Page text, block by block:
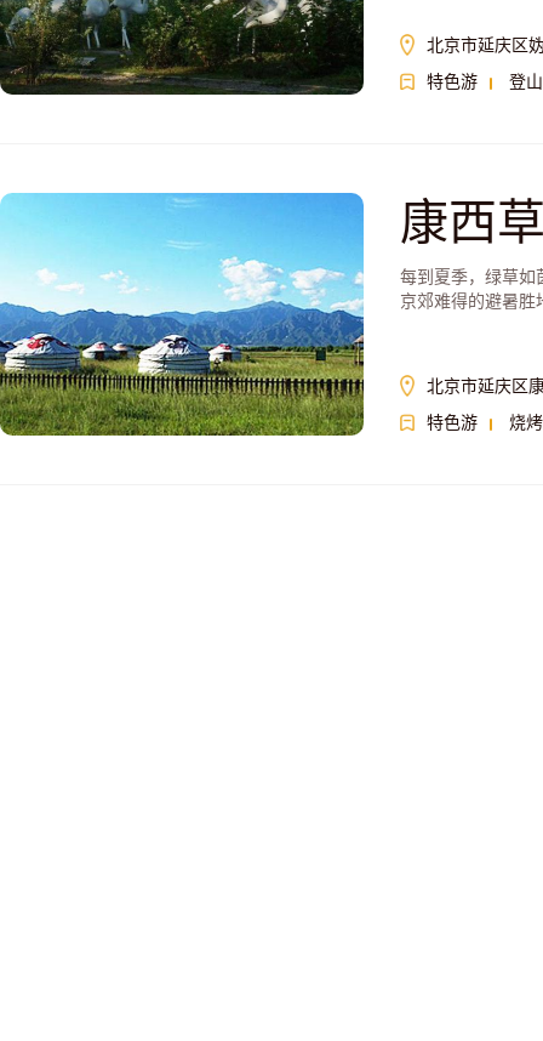
北京市延庆区
特色游
登山
康西
每到夏季，绿草如
京郊难得的避暑胜
北京市延庆区
特色游
烧烤